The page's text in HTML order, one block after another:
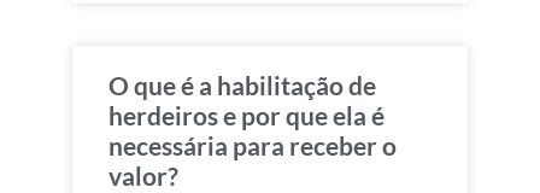
O que é a habilitação de
herdeiros e por que ela é
necessária para receber o
valor?